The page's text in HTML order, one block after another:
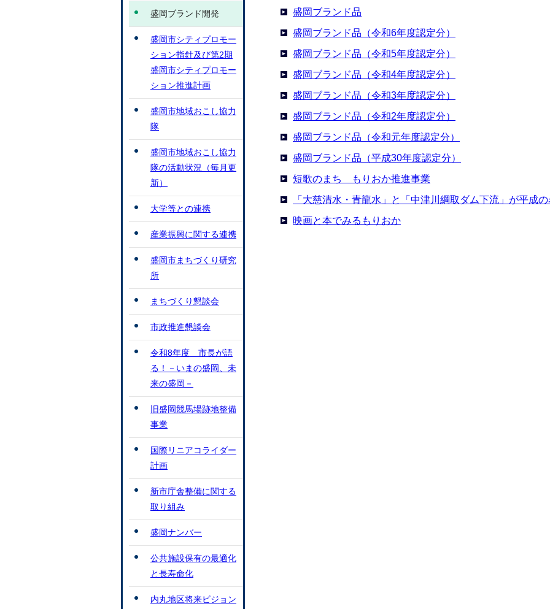
盛岡ブランド品
盛岡ブランド品（令和6年度認定分）
盛岡ブランド品（令和5年度認定分）
盛岡ブランド品（令和4年度認定分）
盛岡ブランド品（令和3年度認定分）
盛岡ブランド品（令和2年度認定分）
盛岡ブランド品（令和元年度認定分）
盛岡ブランド品（平成30年度認定分）
短歌のまち もりおか推進事業
「大慈清水・青龍水」と「中津川綱取ダム下流」が平成
映画と本でみるもりおか
盛岡ブランド開発
盛岡市シティプロモー
ション指針及び第2期
盛岡市シティプロモー
ション推進計画
盛岡市地域おこし協力
隊
盛岡市地域おこし協力
隊の活動状況（毎月更
新）
大学等との連携
産業振興に関する連携
盛岡市まちづくり研究
所
まちづくり懇談会
市政推進懇談会
令和8年度 市長が語
る！－いまの盛岡、未
来の盛岡－
旧盛岡競馬場跡地整備
事業
国際リニアコライダー
計画
新市庁舎整備に関する
取り組み
盛岡ナンバー
公共施設保有の最適化
と長寿命化
内丸地区将来ビジョン